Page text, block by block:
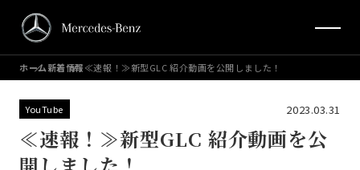
ホーム新着情報≪速報！≫新型GLC 紹介動画を公開しました！
YouTube 2023.03.31
≪速報！≫新型GLC 紹介動画を公